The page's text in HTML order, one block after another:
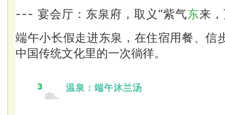
--- 宴会厅：东泉府，取义“紫气东来
端午小长假走进东泉，在住宿用餐、信
中国传统文化里的一次徜徉。
3 温泉： 端午沐兰汤